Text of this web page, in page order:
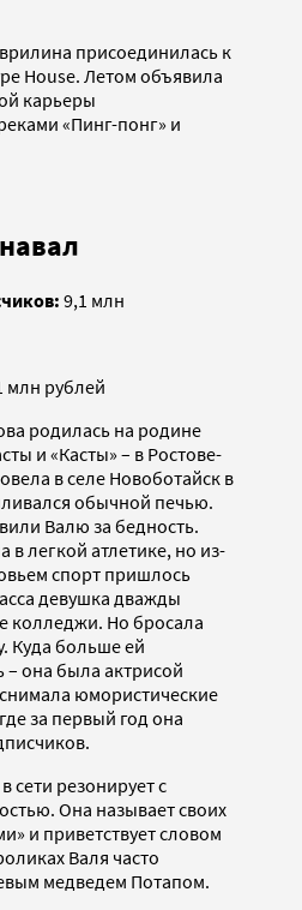
присоединилась к
House. Летом объявила
карьеры
«Пинг-понг» и
9,1 млн
млн рублей
родилась на родине
и «Касты» – в Ростове-
в селе Новоботайск в
обычной печью.
Валю за бедность.
легкой атлетике, но из-
спорт пришлось
девушка дважды
колледжи. Но бросала
Куда больше ей
– она была актрисой
юмористические
за первый год она
сети резонирует с
Она называет своих
и приветствует словом
Валя часто
медведем Потапом.